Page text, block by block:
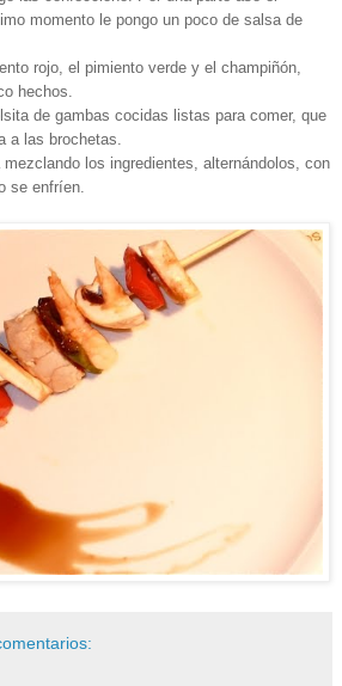
momento le pongo un poco de salsa de
rojo, el pimiento verde y el champiñón,
hechos.
de gambas cocidas listas para comer, que
a las brochetas.
los ingredientes, alternándolos, con
se enfríen.